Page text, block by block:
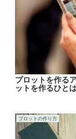
プロットを作る
ットを作るひと
プロットの作り方